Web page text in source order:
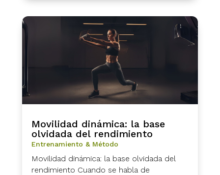
Movilidad dinámica: la base
olvidada del rendimiento
Entrenamiento & Método
Movilidad dinámica: la base olvidada del
rendimiento Cuando se habla de